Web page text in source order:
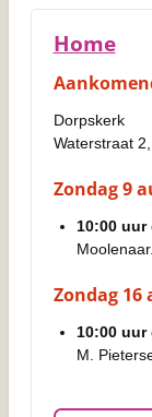
Home
Dorpskerk
Waterstraat
Zondag 9
10:00 uur
Moolenaar.
Zondag 16
10:00 uur
M.